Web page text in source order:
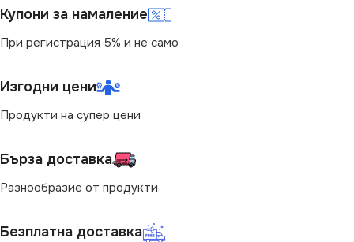
Купони за намаление
При регистрация 5% и не само
Изгодни цени
Продукти на супер цени
Бърза доставка
Разнообразие от продукти
Безплатна доставка